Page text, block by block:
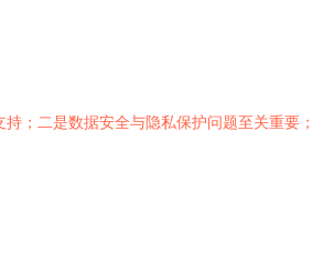
；二是数据安全与隐私保护问题至关重要